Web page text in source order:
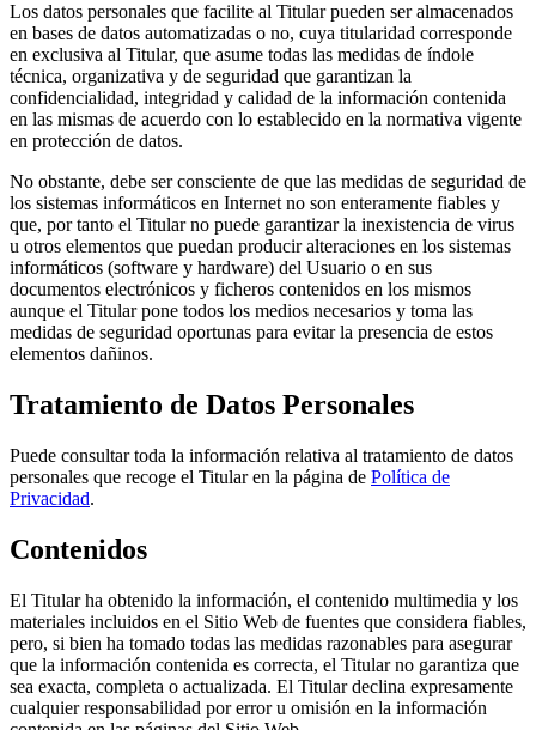
Los datos personales que facilite al Titular pueden ser almacenados
en bases de datos automatizadas o no, cuya titularidad corresponde
en exclusiva al Titular, que asume todas las medidas de índole
técnica, organizativa y de seguridad que garantizan la
confidencialidad, integridad y calidad de la información contenida
en las mismas de acuerdo con lo establecido en la normativa vigente
en protección de datos.
No obstante, debe ser consciente de que las medidas de seguridad de
los sistemas informáticos en Internet no son enteramente fiables y
que, por tanto el Titular no puede garantizar la inexistencia de virus
u otros elementos que puedan producir alteraciones en los sistemas
informáticos (software y hardware) del Usuario o en sus
documentos electrónicos y ficheros contenidos en los mismos
aunque el Titular pone todos los medios necesarios y toma las
medidas de seguridad oportunas para evitar la presencia de estos
elementos dañinos.
Tratamiento de Datos Personales
Puede consultar toda la información relativa al tratamiento de datos
personales que recoge el Titular en la página de Política de
Privacidad.
Contenidos
El Titular ha obtenido la información, el contenido multimedia y los
materiales incluidos en el Sitio Web de fuentes que considera fiables,
pero, si bien ha tomado todas las medidas razonables para asegurar
que la información contenida es correcta, el Titular no garantiza que
sea exacta, completa o actualizada. El Titular declina expresamente
cualquier responsabilidad por error u omisión en la información